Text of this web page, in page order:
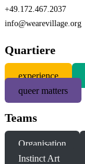
+49.172.467.2037
info@wearevillage.org
Quartiere
experience
queer matters
Teams
Organisation
Instinct Art